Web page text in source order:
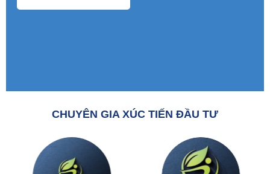
CHUYÊN GIA XÚC TIẾN ĐẦU TƯ